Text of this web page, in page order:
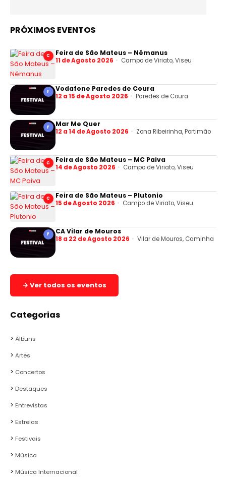
PRÓXIMOS EVENTOS
C Feira de São Mateus – Némanus
11 de Agosto 2026 Campo de Viriato, Viseu
F Vodafone Paredes de Coura
12 a 15 de Agosto 2026 Paredes de Coura
F Mar Me Quer
12 a 14 de Agosto 2026 Zona Ribeirinha, Portimão
C Feira de São Mateus – MC Paiva
14 de Agosto 2026 Campo de Viriato, Viseu
C Feira de São Mateus – Plutonio
15 de Agosto 2026 Campo de Viriato, Viseu
F CA Vilar de Mouros
18 a 22 de Agosto 2026 Vilar de Mouros, Caminha
→ Ver todos os eventos
Categorias
Álbuns
Artes
Concertos
Destaques
Entrevistas
Estreias
Festivais
Música
Música Internacional